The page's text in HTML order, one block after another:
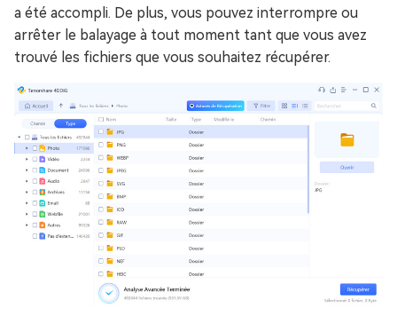
a été accompli. De plus, vous pouvez interrompre ou
arrêter le balayage à tout moment tant que vous avez
trouvé les fichiers que vous souhaitez récupérer.